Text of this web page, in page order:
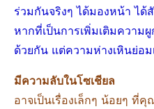
ร่วมกันจริงๆ ได้มองหน้า ได้
หากที่เป็นการเพิ่มเติมควา
ด้วยกัน แต่ความห่างเหินย่อ
มีความลับในโซเชียล
อาจเป็นเรื่องเล็กๆ น้อยๆ ที่